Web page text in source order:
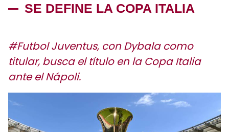
SE DEFINE LA COPA ITALIA
#Futbol Juventus, con Dybala como
titular, busca el título en la Copa Italia
ante el Nápoli.